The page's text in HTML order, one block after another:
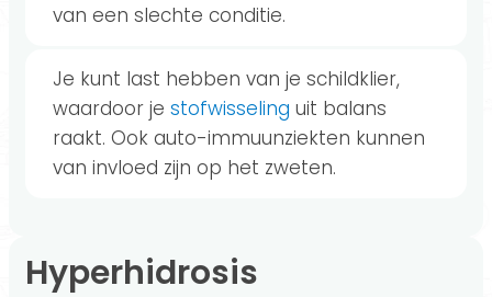
van een slechte conditie.
Je kunt last hebben van je schildklier,
waardoor je stofwisseling uit balans
raakt. Ook auto-immuunziekten kunnen
van invloed zijn op het zweten.
Hyperhidrosis